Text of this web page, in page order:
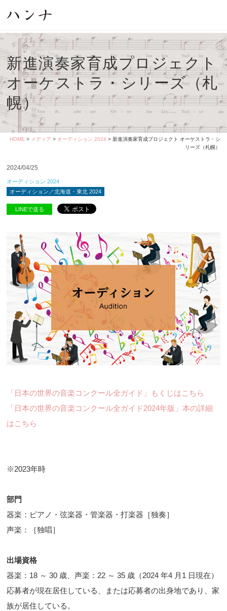
新進演奏家育成プロジェクト
オーケストラ・シリーズ（札
幌）
HOME > メディア > オーディション 2024 > 新進演奏家育成プロジェクト オーケストラ・シ
リーズ（札幌）
2024/04/25
オーディション 2024
オーディション／北海道・東北 2024
LINEで送る
「日本の世界の音楽コンクール全ガイド」もくじはこちら
「日本の世界の音楽コンクール全ガイド2024年版」本の詳細
はこちら
※2023年時
部門
器楽：ピアノ・弦楽器・管楽器・打楽器［独奏］
声楽：［独唱］
出場資格
器楽：18 ～ 30 歳、声楽：22 ～ 35 歳（2024 年4 月1 日現在）
応募者が現在居住している、または応募者の出身地であり、家
族が居住している。